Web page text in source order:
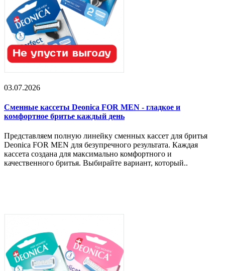
03.07.2026
Сменные кассеты Deonica FOR MEN - гладкое и
комфортное бритье каждый день
Представляем полную линейку сменных кассет для бритья
Deonica FOR MEN для безупречного результата. Каждая
кассета создана для максимально комфортного и
качественного бритья. Выбирайте вариант, который..